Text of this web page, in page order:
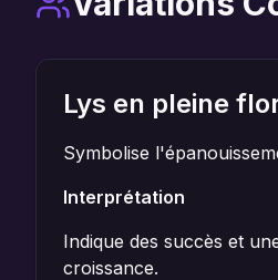
Lys en pleine
Symbolise
Interprétation
Indique des succès et
croissance.